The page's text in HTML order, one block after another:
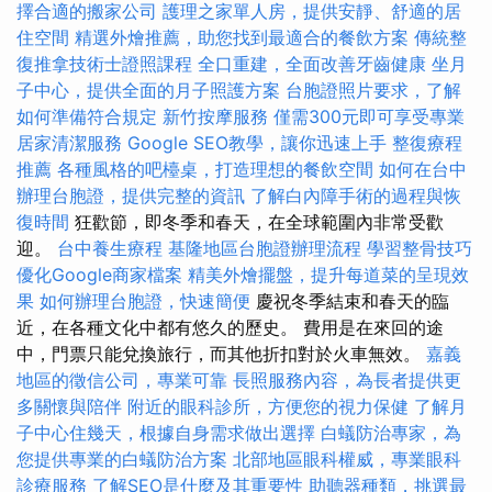
擇合適的搬家公司 護理之家單人房，提供安靜、舒適的居
住空間 精選外燴推薦，助您找到最適合的餐飲方案 傳統整
復推拿技術士證照課程 全口重建，全面改善牙齒健康 坐月
子中心，提供全面的月子照護方案 台胞證照片要求，了解
如何準備符合規定 新竹按摩服務 僅需300元即可享受專業
居家清潔服務 Google SEO教學，讓你迅速上手 整復療程
推薦 各種風格的吧檯桌，打造理想的餐飲空間 如何在台中
辦理台胞證，提供完整的資訊 了解白內障手術的過程與恢
復時間 狂歡節，即冬季和春天，在全球範圍內非常受歡
迎。 台中養生療程 基隆地區台胞證辦理流程 學習整骨技巧
優化Google商家檔案 精美外燴擺盤，提升每道菜的呈現效
果 如何辦理台胞證，快速簡便 慶祝冬季結束和春天的臨
近，在各種文化中都有悠久的歷史。 費用是在來回的途
中，門票只能兌換旅行，而其他折扣對於火車無效。 嘉義
地區的徵信公司，專業可靠 長照服務內容，為長者提供更
多關懷與陪伴 附近的眼科診所，方便您的視力保健 了解月
子中心住幾天，根據自身需求做出選擇 白蟻防治專家，為
您提供專業的白蟻防治方案 北部地區眼科權威，專業眼科
診療服務 了解SEO是什麼及其重要性 助聽器種類，挑選最